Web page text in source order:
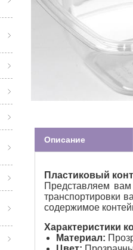
Описание
Пластиковый
Представляем
транспортировки
содержимое
Характеристики
Материал: